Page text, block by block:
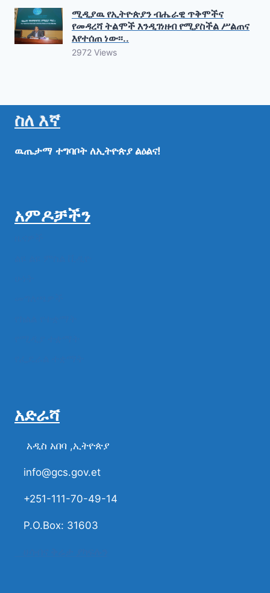
ሚዲያዉ የኢትዮጵያን ብሔራዊ ጥቅሞችና
የመዳረሻ ትልሞች እንዲገነዘብ የሚያስችል ሥልጠና
እየተሰጠ ነው፡፡..
2972 Views
ስለ እኛ
ዉጤታማ ተግባቦት ለኢትዮጵያ ልዕልና!
አምዶቻችን
አድራሻ
አዲስ አበባ ,ኢትዮጵያ
info@gcs.gov.et
+251-111-70-49-14
P.O.Box: 31603